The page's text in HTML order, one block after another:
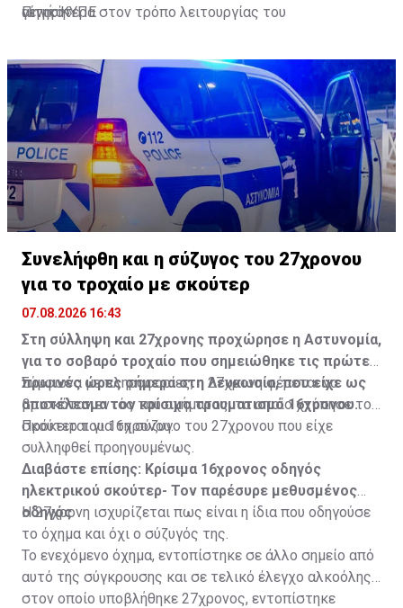
αίτηση».
γενικότερα στον τρόπο λειτουργίας του
Πηγή: ΚΥΠΕ
Συνελήφθη και η σύζυγος του 27χρονου
για το τροχαίο με σκούτερ
07.08.2026 16:43
Στη σύλληψη και 27χρονης προχώρησε η Αστυνομία,
για το σοβαρό τροχαίο που σημειώθηκε τις πρώτες
πρωινές ώρες σήμερα στη Λευκωσία, που είχε ως
αποτέλεσμα τον κρίσιμο τραυματισμό 16χρονου.
Σύμφωνα με πληροφορίες, η 27χρονη φέρεται να
βρισκόταν εντός του οχήματος, το οποίο χτύπησε το
σκούτερ του 16χρονου.
Πρόκειται για τη σύζυγο του 27χρονου που είχε
συλληφθεί προηγουμένως.
Διαβάστε επίσης: Κρίσιμα 16χρονος οδηγός
ηλεκτρικού σκούτερ- Τον παρέσυρε μεθυσμένος
οδηγός
Η 27χρονη ισχυρίζεται πως είναι η ίδια που οδηγούσε
το όχημα και όχι ο σύζυγός της.
Το ενεχόμενο όχημα, εντοπίστηκε σε άλλο σημείο από
αυτό της σύγκρουσης και σε τελικό έλεγχο αλκοόλης
στον οποίο υποβλήθηκε 27χρονος, εντοπίστηκε